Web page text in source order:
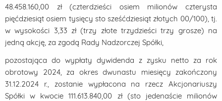
48.458.160,00 zł (czterdzieści osiem milionów czterysta
pięćdziesiąt osiem tysięcy sto sześćdziesiąt złotych 00/100), tj.
w wysokości 3,33 zł (trzy złote trzydzieści trzy grosze) na
jedną akcję, za zgodą Rady Nadzorczej Spółki,
pozostająca do wypłaty dywidenda z zysku netto za rok
obrotowy 2024, za okres dwunastu miesięcy zakończony
31.12.2024 r., zostanie wypłacona na rzecz Akcjonariuszy
Spółki w kwocie 111.613.840,00 zł (sto jedenaście milionów